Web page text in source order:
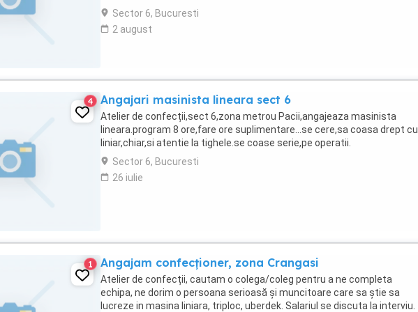
Experienta constituie avantaj. ...
Sector 6, Bucuresti
2 august
4 Angajari masinista lineara sect 6
Atelier de confecții,sect 6,zona metrou Pacii,angajeaza masinista
lineara.program 8 ore,fare ore suplimentare...se cere,sa coasa drept cu
liniar,chiar,si atentie la tighele.se coase serie,pe operatii.
Sector 6, Bucuresti
26 iulie
1 Angajam confecționer, zona Crangasi
Atelier de confecții, cautam o colega/coleg pentru a ne completa
echipa, ne dorim o persoana serioasă și muncitoare care sa știe sa
lucreze in masina liniara, triploc, uberdek. Salariul se discuta la interviu.